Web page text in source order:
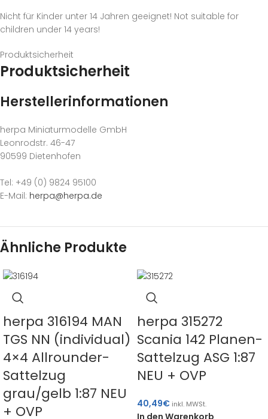
Nicht für Kinder unter 14 Jahren geeignet! Not suitable for
children under 14 years!
Produktsicherheit
Produktsicherheit
Herstellerinformationen
herpa Miniaturmodelle GmbH
Leonrodstr. 46-47
90599 Dietenhofen
Tel: +49 (0) 9824 95100
E-Mail: herpa@herpa.de
Ähnliche Produkte
herpa 316194 MAN
TGS NN (individual)
4×4 Allrounder-
Sattelzug
grau/gelb 1:87 NEU
+ OVP
herpa 315272
Scania 142 Planen-
Sattelzug ASG 1:87
NEU + OVP
40,49€ inkl. MWSt.